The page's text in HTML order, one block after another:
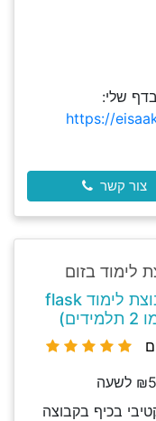
שלי:
https://
צור קשר
לימוד בזום
קבוצת לימוד flask
לשעה
בכיף בקבוצה